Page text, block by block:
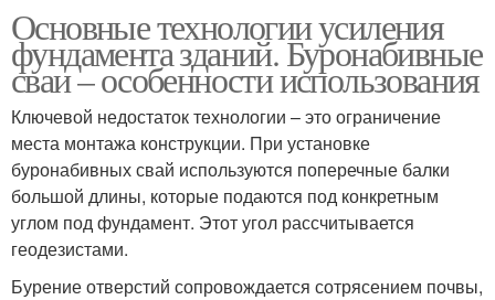
Основные технологии усиления
фундамента зданий. Буронабивные
сваи – особенности использования
Ключевой недостаток технологии – это ограничение
места монтажа конструкции. При установке
буронабивных свай используются поперечные балки
большой длины, которые подаются под конкретным
углом под фундамент. Этот угол рассчитывается
геодезистами.
Бурение отверстий сопровождается сотрясением почвы,